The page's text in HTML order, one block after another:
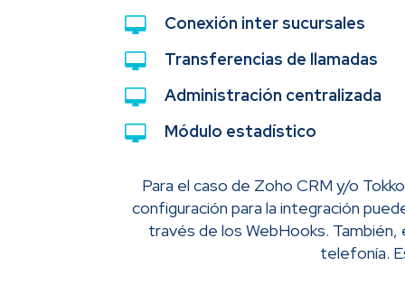
Conexión inter sucursales
Transferencias de llamadas
Administración centralizada
Módulo estadístico
Para el caso de Zoho CRM y/o
configuración para la integración
través de los WebHooks.
telefonía.